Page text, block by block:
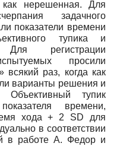
как нерешенная. Для
задачного
показатели времени
тупика и
Для регистрации
просили
всякий раз, когда как
варианты решения и
Объективный тупик
времени,
хода + 2 SD для
в соответствии
в работе А. Федор и